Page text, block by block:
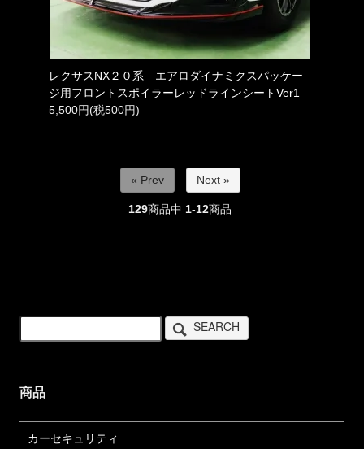
レクサスNX２０系 エアロダイナミクスパッケー
ジ用フロントスポイラーレッドラインシートVer1
5,500円(税500円)
« Prev Next »
129商品中 1-12商品
SEARCH
商品
カーセキュリティ